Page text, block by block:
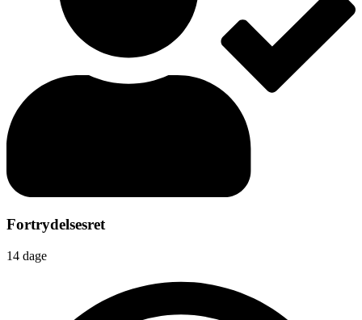
Fortrydelsesret
14 dage